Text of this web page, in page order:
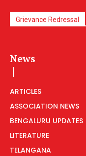
Grievance Redressal
News
ARTICLES
ASSOCIATION NEWS
BENGALURU UPDATES
LITERATURE
TELANGANA